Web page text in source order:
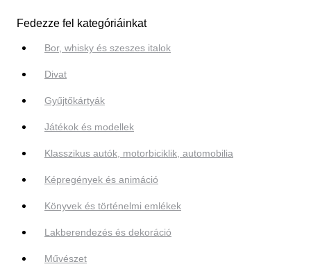
Fedezze fel kategóriáinkat
Bor, whisky és szeszes italok
Divat
Gyűjtőkártyák
Játékok és modellek
Klasszikus autók, motorbiciklik, automobilia
Képregények és animáció
Könyvek és történelmi emlékek
Lakberendezés és dekoráció
Művészet